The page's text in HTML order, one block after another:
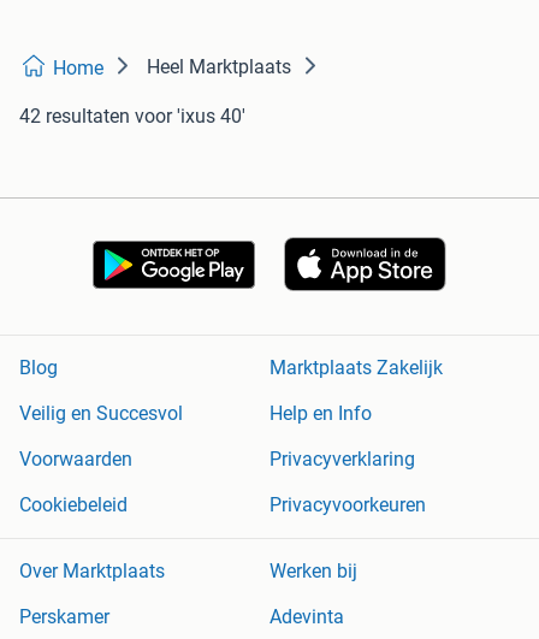
Home Heel Marktplaats
42 resultaten voor 'ixus 40'
Blog
Marktplaats Zakelijk
Veilig en Succesvol
Help en Info
Voorwaarden
Privacyverklaring
Cookiebeleid
Privacyvoorkeuren
Over Marktplaats
Werken bij
Perskamer
Adevinta